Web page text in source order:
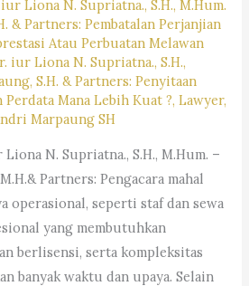
Liona N. Supriatna., S.H., M.Hum.
& Partners: Pembatalan Perjanjian
Atau Perbuatan Melawan
iur Liona N. Supriatna., S.H.,
S.H. & Partners: Penyitaan
Mana Lebih Kuat ?,Lawyer,
Marpaung SH
N. Supriatna., S.H., M.Hum. –
Partners: Pengacara mahal
operasional, seperti staf dan sewa
yang membutuhkan
berlisensi, serta kompleksitas
banyak waktu dan upaya. Selain